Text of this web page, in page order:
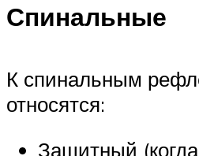
Спинальные
К спинальным
относятся:
Защитный